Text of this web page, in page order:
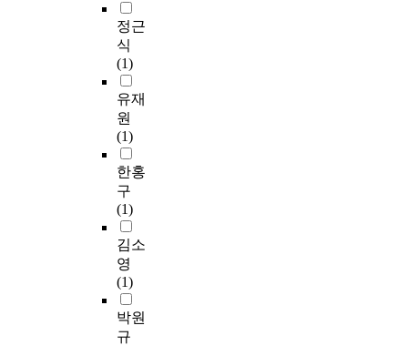
정근
식
(1)
유재
원
(1)
한홍
구
(1)
김소
영
(1)
박원
규